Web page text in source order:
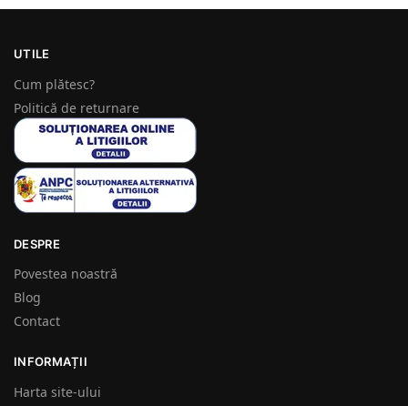
UTILE
Cum plătesc?
Politică de returnare
DESPRE
Povestea noastră
Blog
Contact
INFORMAȚII
Harta site-ului